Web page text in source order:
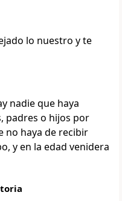
lo nuestro y te
nadie que haya
padres o hijos por
no haya de recibir
y en la edad venidera